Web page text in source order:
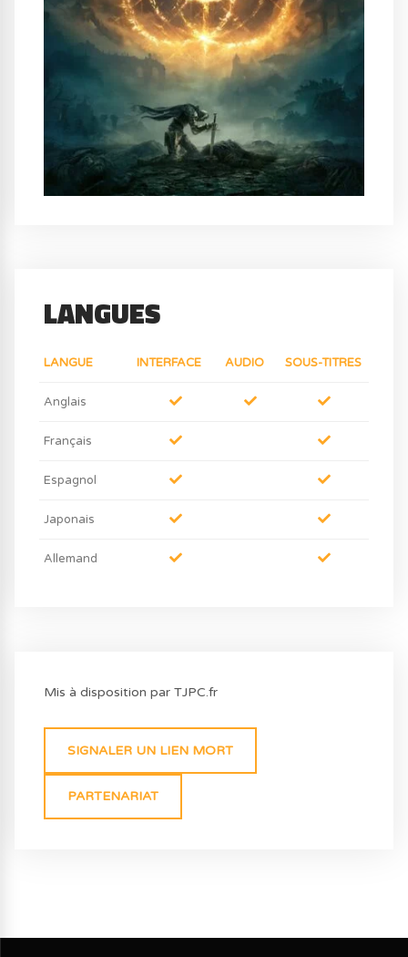
LANGUES
LANGUE INTERFACE AUDIO SOUS-TITRES
Anglais
Français
Espagnol
Japonais
Allemand
Mis à disposition par TJPC.fr
SIGNALER UN LIEN MORT
PARTENARIAT